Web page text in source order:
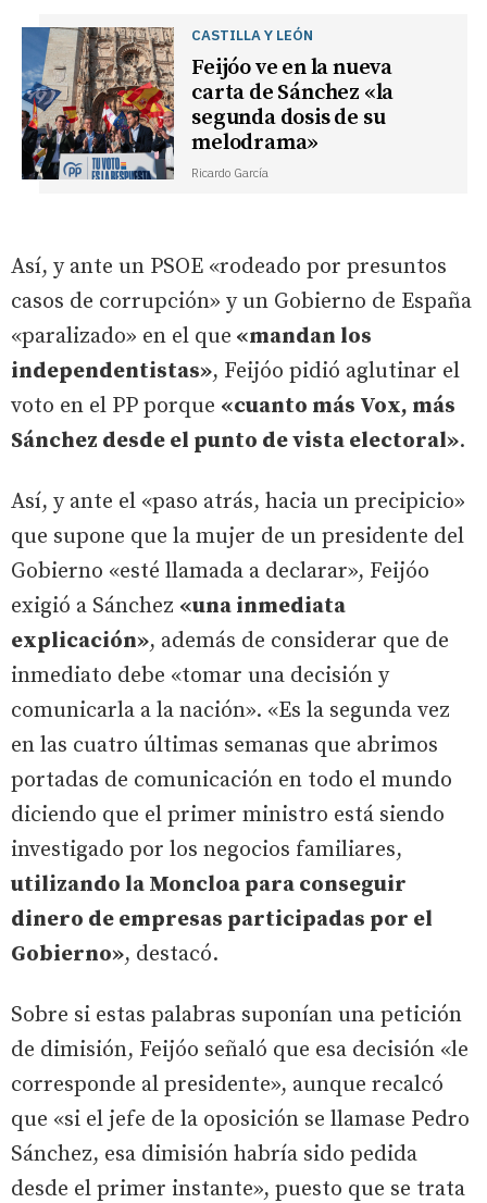
CASTILLA Y LEÓN
Feijóo ve en la nueva
carta de Sánchez «la
segunda dosis de su
melodrama»
Ricardo García
Así, y ante un PSOE «rodeado por presuntos
casos de corrupción» y un Gobierno de España
«paralizado» en el que «mandan los
independentistas», Feijóo pidió aglutinar el
voto en el PP porque «cuanto más Vox, más
Sánchez desde el punto de vista electoral».
Así, y ante el «paso atrás, hacia un precipicio»
que supone que la mujer de un presidente del
Gobierno «esté llamada a declarar», Feijóo
exigió a Sánchez «una inmediata
explicación», además de considerar que de
inmediato debe «tomar una decisión y
comunicarla a la nación». «Es la segunda vez
en las cuatro últimas semanas que abrimos
portadas de comunicación en todo el mundo
diciendo que el primer ministro está siendo
investigado por los negocios familiares,
utilizando la Moncloa para conseguir
dinero de empresas participadas por el
Gobierno», destacó.
Sobre si estas palabras suponían una petición
de dimisión, Feijóo señaló que esa decisión «le
corresponde al presidente», aunque recalcó
que «si el jefe de la oposición se llamase Pedro
Sánchez, esa dimisión habría sido pedida
desde el primer instante», puesto que se trata